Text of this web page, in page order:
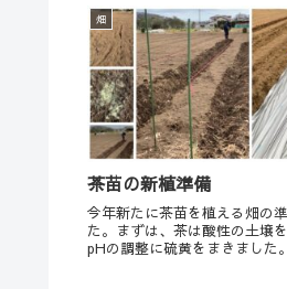
あっという間の数日間他の農
れば比較できないほど少ない
が、ひとまず...
畑
茶苗の新植準備
今年新たに茶苗を植える畑の
た。まずは、茶は酸性の土壌を
pHの調整に硫黄をまきました